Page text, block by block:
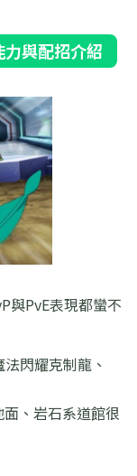
與配招介紹
與PvE表現都蠻不
閃耀克制龍、
、岩石系道館很